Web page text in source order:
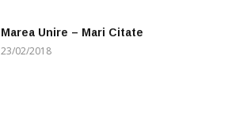
Marea Unire – Mari Citate
23/02/2018